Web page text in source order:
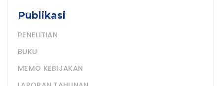
Publikasi
PENELITIAN
BUKU
MEMO KEBIJAKAN